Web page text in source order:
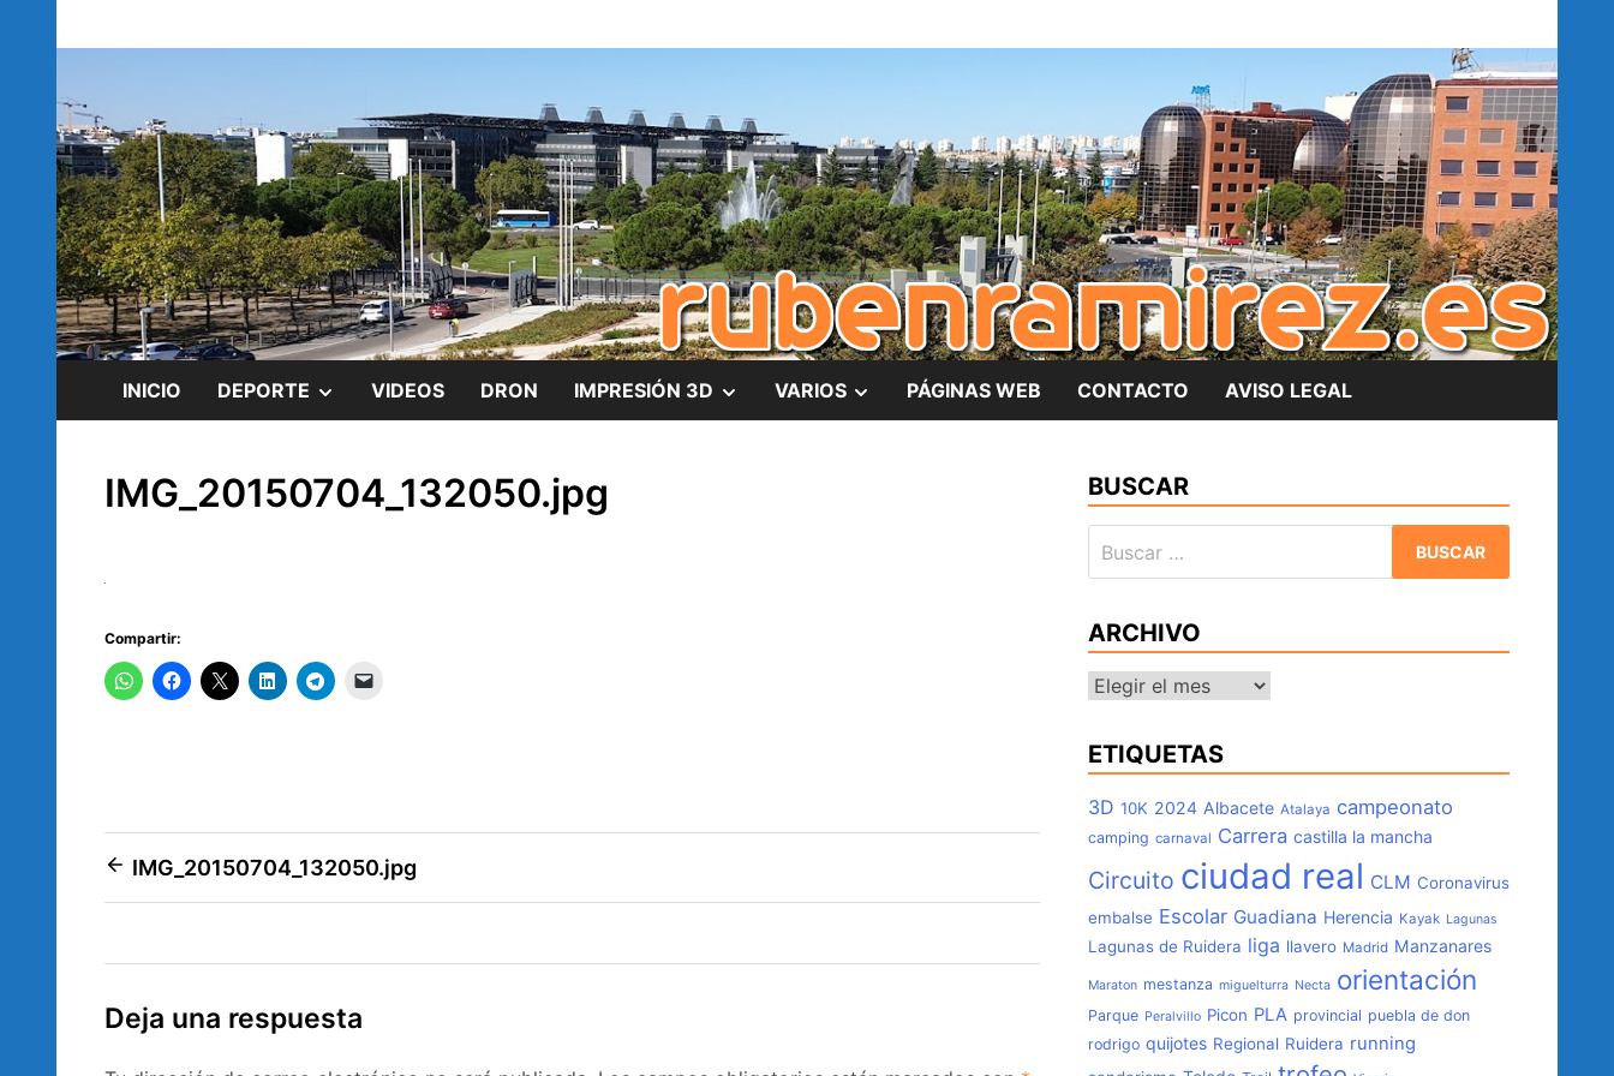
al
rubenramirez.es
INICIO DEPORTE MOSTRAR
SUBMENÚ
VIDEOS DRON IMPRESIÓN 3D MOSTRAR
VARIOS MOSTRAR
PÁGINAS WEB CONTACTO AVISO LEGAL
IMG_20150704_132050.jpg
Compartir:
Navegación
de
entradas
IMG_20150704_132050.jpg
Deja una respuesta
BUSCAR
ARCHIVO
Archivo
ETIQUETAS
3D 10K 2024 Albacete Atalaya campeonato
camping carnaval Carrera castilla la mancha
Circuito ciudad real CLM Coronavirus
embalse Escolar Guadiana Herencia Kayak Lagunas
Lagunas de Ruidera liga llavero Madrid Manzanares
Maraton mestanza miguelturra Necta orientación
Parque Peralvillo Picon PLA provincial puebla de don
rodrigo quijotes Regional Ruidera running